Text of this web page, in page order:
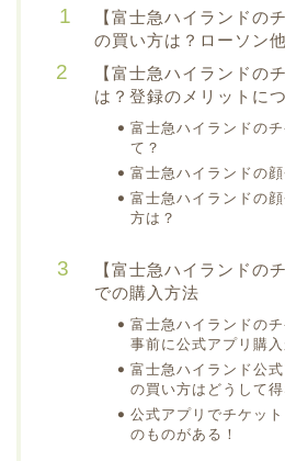
【富士急ハイランドの
の買い方は？ローソン
【富士急ハイランドの
は？登録のメリットに
富士急ハイランドの
て？
富士急ハイランドの
富士急ハイランドの
方は？
【富士急ハイランドの
での購入方法
富士急ハイランドの
事前に公式アプリ購入
富士急ハイランド公
の買い方はどうして得
公式アプリでチケッ
のものがある！